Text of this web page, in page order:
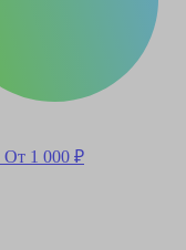
От 1 000 ₽